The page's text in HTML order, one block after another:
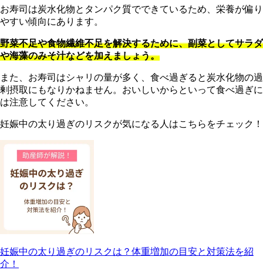
お寿司は炭水化物とタンパク質でできているため、栄養が偏り
やすい傾向にあります。
野菜不足や食物繊維不足を解決するために、副菜としてサラダ
や海藻のみそ汁などを加えましょう。
また、お寿司はシャリの量が多く、食べ過ぎると炭水化物の過
剰摂取にもなりかねません。おいしいからといって食べ過ぎに
は注意してください。
妊娠中の太り過ぎのリスクが気になる人はこちらをチェック！
妊娠中の太り過ぎのリスクは？体重増加の目安と対策法を紹
介！